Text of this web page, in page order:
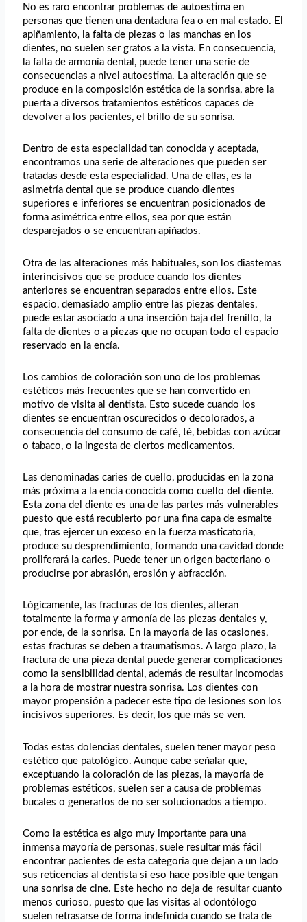
No es raro encontrar problemas de autoestima en
personas que tienen una dentadura fea o en mal estado. El
apiñamiento, la falta de piezas o las manchas en los
dientes, no suelen ser gratos a la vista. En consecuencia,
la falta de armonía dental, puede tener una serie de
consecuencias a nivel autoestima. La alteración que se
produce en la composición estética de la sonrisa, abre la
puerta a diversos tratamientos estéticos capaces de
devolver a los pacientes, el brillo de su sonrisa.
Dentro de esta especialidad tan conocida y aceptada,
encontramos una serie de alteraciones que pueden ser
tratadas desde esta especialidad. Una de ellas, es la
asimetría dental que se produce cuando dientes
superiores e inferiores se encuentran posicionados de
forma asimétrica entre ellos, sea por que están
desparejados o se encuentran apiñados.
Otra de las alteraciones más habituales, son los diastemas
interincisivos que se produce cuando los dientes
anteriores se encuentran separados entre ellos. Este
espacio, demasiado amplio entre las piezas dentales,
puede estar asociado a una inserción baja del frenillo, la
falta de dientes o a piezas que no ocupan todo el espacio
reservado en la encía.
Los cambios de coloración son uno de los problemas
estéticos más frecuentes que se han convertido en
motivo de visita al dentista. Esto sucede cuando los
dientes se encuentran oscurecidos o decolorados, a
consecuencia del consumo de café, té, bebidas con azúcar
o tabaco, o la ingesta de ciertos medicamentos.
Las denominadas caries de cuello, producidas en la zona
más próxima a la encía conocida como cuello del diente.
Esta zona del diente es una de las partes más vulnerables
puesto que está recubierto por una fina capa de esmalte
que, tras ejercer un exceso en la fuerza masticatoria,
produce su desprendimiento, formando una cavidad donde
proliferará la caries. Puede tener un origen bacteriano o
producirse por abrasión, erosión y abfracción.
Lógicamente, las fracturas de los dientes, alteran
totalmente la forma y armonía de las piezas dentales y,
por ende, de la sonrisa. En la mayoría de las ocasiones,
estas fracturas se deben a traumatismos. A largo plazo, la
fractura de una pieza dental puede generar complicaciones
como la sensibilidad dental, además de resultar incomodas
a la hora de mostrar nuestra sonrisa. Los dientes con
mayor propensión a padecer este tipo de lesiones son los
incisivos superiores. Es decir, los que más se ven.
Todas estas dolencias dentales, suelen tener mayor peso
estético que patológico. Aunque cabe señalar que,
exceptuando la coloración de las piezas, la mayoría de
problemas estéticos, suelen ser a causa de problemas
bucales o generarlos de no ser solucionados a tiempo.
Como la estética es algo muy importante para una
inmensa mayoría de personas, suele resultar más fácil
encontrar pacientes de esta categoría que dejan a un lado
sus reticencias al dentista si eso hace posible que tengan
una sonrisa de cine. Este hecho no deja de resultar cuanto
menos curioso, puesto que las visitas al odontólogo
suelen retrasarse de forma indefinida cuando se trata de